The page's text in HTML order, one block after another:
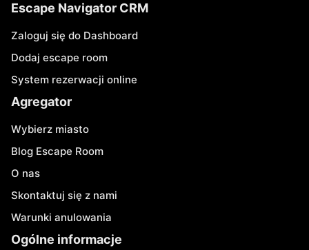
Escape Navigator CRM
Zaloguj się do Dashboard
Dodaj escape room
System rezerwacji online
Agregator
Wybierz miasto
Blog Escape Room
O nas
Skontaktuj się z nami
Warunki anulowania
Ogólne informacje